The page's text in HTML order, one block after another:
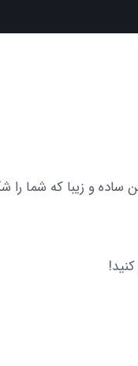
متنوع و زیبا دعوت می‌کنیم. این مجموعه